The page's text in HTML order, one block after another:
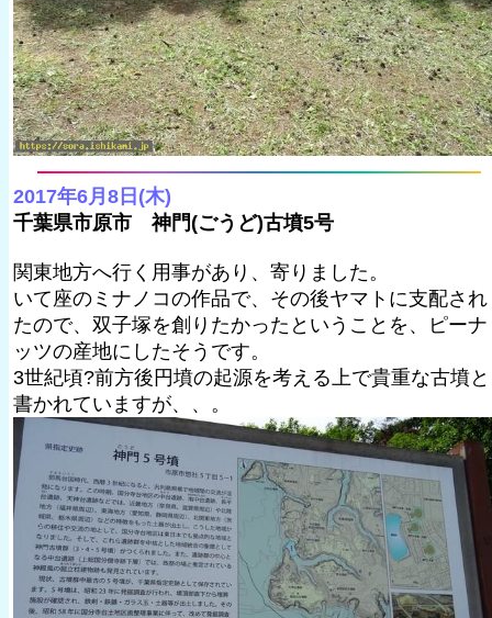
2017年6月8日(木)
千葉県市原市 神門(ごうど)古墳5号
関東地方へ行く用事があり、寄りました。
いて座のミナノコの作品で、その後ヤマトに支配され
たので、双子塚を創りたかったということを、ピーナ
ッツの産地にしたそうです。
3世紀頃?前方後円墳の起源を考える上で貴重な古墳と
書かれていますが、、。